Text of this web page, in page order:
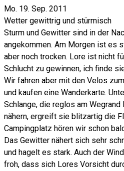
Mo. 19. Sep. 2011
Wetter gewittrig und stürmisch
Sturm und Gewitter sind in der
angekommen. Am Morgen ist es
aber noch trocken. Lore ist nicht
Schlucht zu gewinnen, ich finde
Wir fahren aber mit den Velos
und kaufen eine Wanderkarte.
Schlange, die reglos am
nähern, ergreift sie blitzartig die
Campingplatz hören wir schon
Das Gewitter nähert sich sehr
und hagelt es stark. Auch der
froh, dass sich Lores Vorsicht